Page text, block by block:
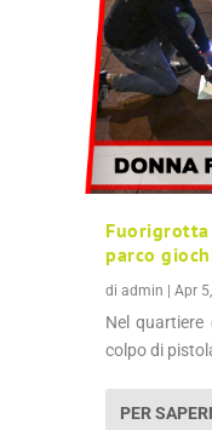
parco
diadmin |Apr
Nel
colpo di
PER